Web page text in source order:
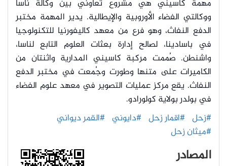
مهمة كاسيني هي مشروع تعاوني بين وكالة ناسا
ووكالتي الفضاء الأوروبية والإيطالية. يدير المهمة مختبر
الدفع النفاث، وهو فرع من معهد كاليفورنيا للتكنولوجيا
في باسادينا، لصالح إدارة بعثات العلوم التابع لناسا،
واشنطن. صُممت مركبة كاسيني المدارية واثنتان من
الكاميرات على متنها وطورت وجُمعت في مختبر الدفع
النفاث. يقع مركز عمليات التصوير في معهد علوم الفضاء
في بولدر بولاية كولورادو.
#زحل #اقمار زحل #دايوني #القمر ديواني
#ميثان زحل
المصادر